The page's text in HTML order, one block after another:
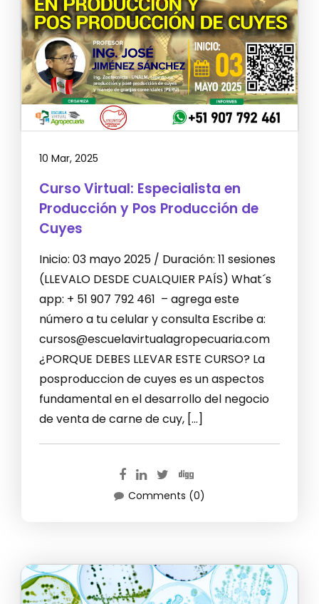
10 Mar, 2025
Curso Virtual: Especialista en
Producción y Pos Producción de
Cuyes
Inicio: 03 mayo 2025 / Duración: 11 sesiones
(LLEVALO DESDE CUALQUIER PAÍS) What´s
app: + 51 907 792 461 – agrega este
número a tu celular y consulta Escribe a:
cursos@escuelavirtualagropecuaria.com
¿PORQUE DEBES LLEVAR ESTE CURSO? La
posproduccion de cuyes es un aspectos
fundamental en el desarrollo del negocio
de venta de carne de cuy, […]
Comments (0)